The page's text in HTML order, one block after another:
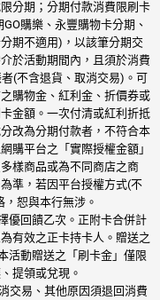
分期；分期付款消費限刷卡
購樂、永豐購物卡分期、
期不適用)，以該筆分期交
於活動期間內，且須於消費
(不含退貨、取消交易)。可
購物金、紅利金、折價券或
金額。一次付清或紅利折抵
改為分期付款者，不符合本
購平台之「實際授權金額」
樣商品或為不同商店之商
準，若因平台授權方式(不
恕與本行無涉。
優回饋乙次。正附卡合併計
有效之正卡持卡人。贈送之
活動贈送之「刷卡金」僅限
提領或兌現。
交易、其他原因須退回消費